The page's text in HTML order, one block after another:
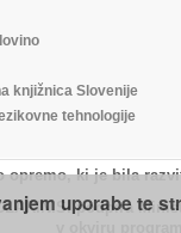
knjižnica Slovenije
tehnologije
opremo, ki je bila
podpira
v okviru
uporabe te